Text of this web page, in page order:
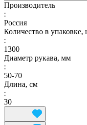
Производитель
:
Россия
Количество в упаковке,
:
1300
Диаметр рукава, мм
:
50-70
Длина, см
:
30